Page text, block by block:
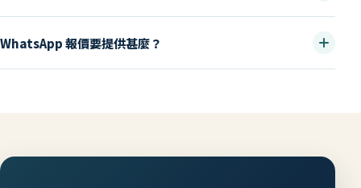
WhatsApp 報價要提供甚麼？